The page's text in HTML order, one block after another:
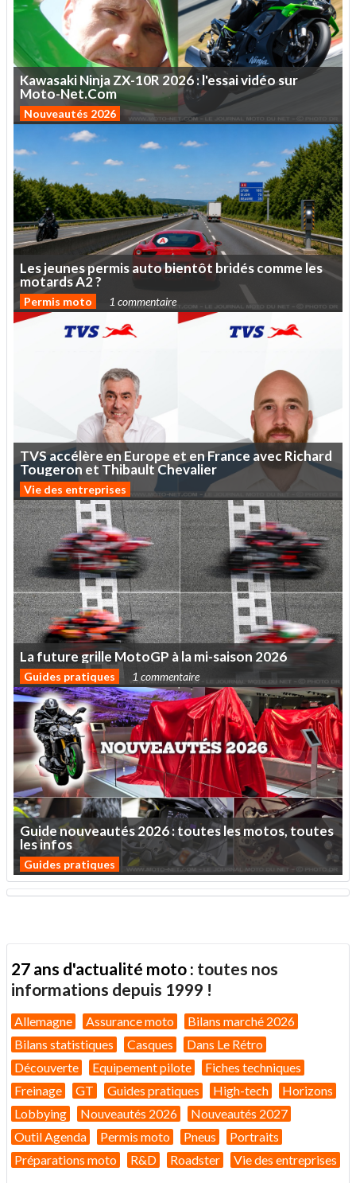
KawasakiNinjaZX-10R2026:l'essaividéosur
Moto-Net.Com
Nouveautés 2026
Lesjeunespermisautobientôt bridéscommeles
motardsA2?
Permis moto 1 commentaire
TVSaccélère enEurope et enFrance avecRichard
Tougeron et Thibault Chevalier
Vie des entreprises
Lafuturegrille MotoGP àlami-saison 2026
Guides pratiques 1 commentaire
Guidenouveautés2026:touteslesmotos,toutes
lesinfos
Guides pratiques
27 ans d'actualité moto : toutes nos
informations depuis 1999 !
Allemagne Assurance moto
Bilans marché 2026
Bilans statistiques
Casques
Dans Le Rétro
Découverte
Equipement pilote
Fiches techniques
Freinage
GT Guides pratiques High-tech
Horizons
Lobbying
Nouveautés 2026
Nouveautés 2027
Outil Agenda
Permis moto Pneus
Portraits
Préparations moto
R&D Roadster Vie des entreprises